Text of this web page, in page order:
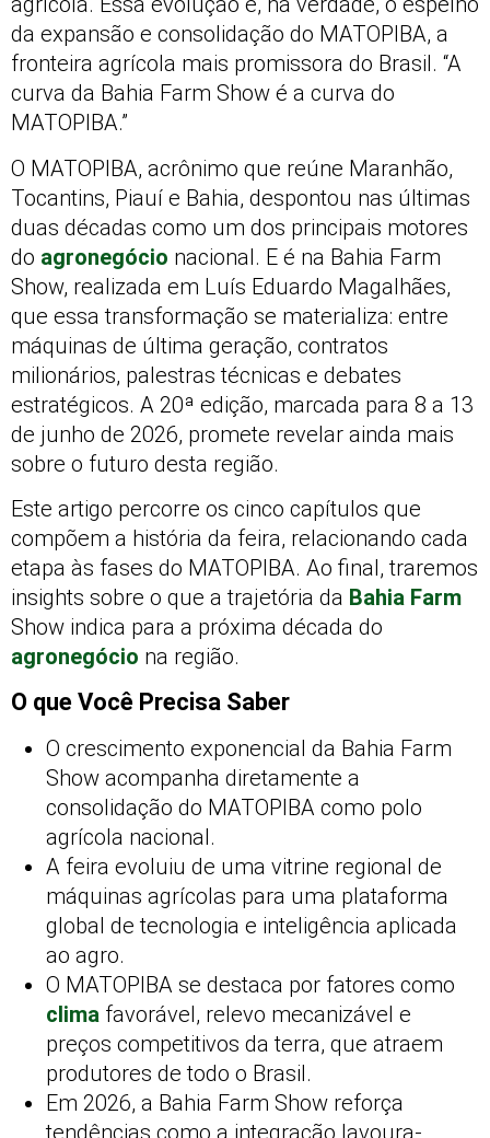
da expansão e consolidação do MATOPIBA, a
fronteira agrícola mais promissora do Brasil. “A
curva da Bahia Farm Show é a curva do
MATOPIBA.”
O MATOPIBA, acrônimo que reúne Maranhão,
Tocantins, Piauí e Bahia, despontou nas últimas
duas décadas como um dos principais motores
do agronegócio nacional. E é na Bahia Farm
Show, realizada em Luís Eduardo Magalhães,
que essa transformação se materializa: entre
máquinas de última geração, contratos
milionários, palestras técnicas e debates
estratégicos. A 20ª edição, marcada para 8 a 13
de junho de 2026, promete revelar ainda mais
sobre o futuro desta região.
Este artigo percorre os cinco capítulos que
compõem a história da feira, relacionando cada
etapa às fases do MATOPIBA. Ao final, traremos
insights sobre o que a trajetória da Bahia Farm
Show indica para a próxima década do
agronegócio na região.
O que Você Precisa Saber
O crescimento exponencial da Bahia Farm
Show acompanha diretamente a
consolidação do MATOPIBA como polo
agrícola nacional.
A feira evoluiu de uma vitrine regional de
máquinas agrícolas para uma plataforma
global de tecnologia e inteligência aplicada
ao agro.
O MATOPIBA se destaca por fatores como
clima favorável, relevo mecanizável e
preços competitivos da terra, que atraem
produtores de todo o Brasil.
Em 2026, a Bahia Farm Show reforça
tendências como a integração lavoura-